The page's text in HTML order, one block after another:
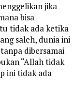
jika
bisa
tidak ada ketika
saleh, dunia ini
dibersamai
“Allah tidak
ini tidak ada